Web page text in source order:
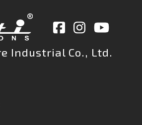
Industrial Co., Ltd.